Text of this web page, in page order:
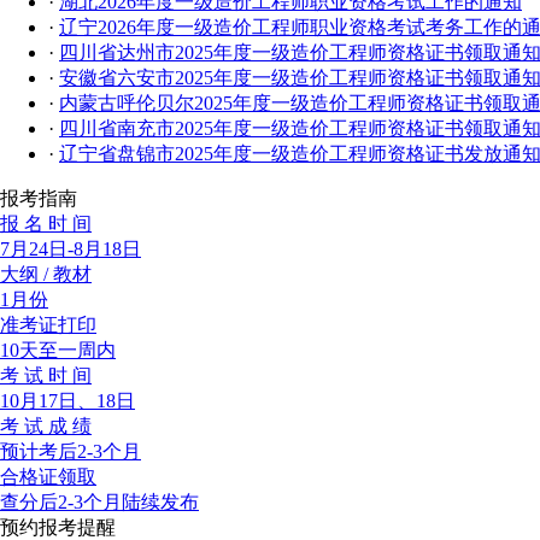
· 辽宁2026年度一级造价工程师职业资格考试考务工作的
· 四川省达州市2025年度一级造价工程师资格证书领取通知
· 安徽省六安市2025年度一级造价工程师资格证书领取通知
· 内蒙古呼伦贝尔2025年度一级造价工程师资格证书领取
· 四川省南充市2025年度一级造价工程师资格证书领取通知
· 辽宁省盘锦市2025年度一级造价工程师资格证书发放通知
报考指南
报 名 时 间
7月24日-8月18日
大纲 / 教材
1月份
准考证打印
10天至一周内
考 试 时 间
10月17日、18日
考 试 成 绩
预计考后2-3个月
合格证领取
查分后2-3个月陆续发布
预约报考提醒